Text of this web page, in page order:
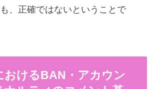
、正確ではないということで
おけるBAN・アカウン